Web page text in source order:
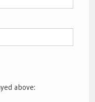
above: